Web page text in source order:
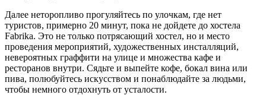
Далее неторопливо прогуляйтесь по улочкам, где нет
туристов, примерно 20 минут, пока не дойдете до хостела
Fabrika. Это не только потрясающий хостел, но и место
проведения мероприятий, художественных инсталляций,
невероятных граффити на улице и множества кафе и
ресторанов внутри. Сядьте и выпейте кофе, бокал вина или
пива, полюбуйтесь искусством и понаблюдайте за людьми,
чтобы немного отдохнуть от усталости.